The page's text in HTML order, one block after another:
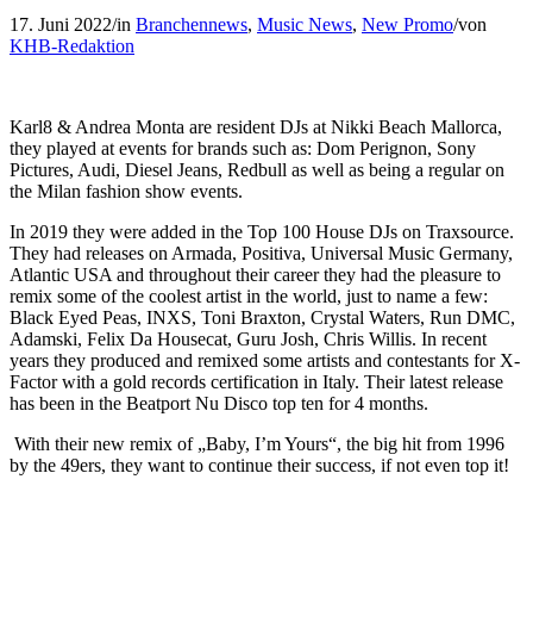
17. Juni 2022/in Branchennews, Music News, New Promo/von
KHB-Redaktion
Karl8 & Andrea Monta are resident DJs at Nikki Beach Mallorca,
they played at events for brands such as: Dom Perignon, Sony
Pictures, Audi, Diesel Jeans, Redbull as well as being a regular on
the Milan fashion show events.
In 2019 they were added in the Top 100 House DJs on Traxsource.
They had releases on Armada, Positiva, Universal Music Germany,
Atlantic USA and throughout their career they had the pleasure to
remix some of the coolest artist in the world, just to name a few:
Black Eyed Peas, INXS, Toni Braxton, Crystal Waters, Run DMC,
Adamski, Felix Da Housecat, Guru Josh, Chris Willis. In recent
years they produced and remixed some artists and contestants for X-
Factor with a gold records certification in Italy. Their latest release
has been in the Beatport Nu Disco top ten for 4 months.
With their new remix of „Baby, I’m Yours“, the big hit from 1996
by the 49ers, they want to continue their success, if not even top it!